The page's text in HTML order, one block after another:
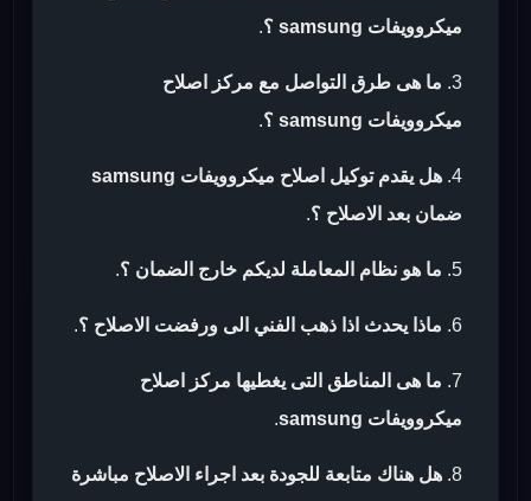
ميكروويفات samsung ؟
.
ما هى طرق التواصل مع مركز اصلاح
ميكروويفات samsung ؟
.
هل يقدم توكيل اصلاح ميكروويفات samsung
ضمان بعد الاصلاح ؟.
ما هو نظام المعاملة لديكم خارج الضمان ؟.
ماذا يحدث اذا ذهب الفني الى ورفضت الاصلاح ؟.
ما هى المناطق التى يغطيها مركز اصلاح
ميكروويفات samsung
.
هل هناك متابعة للجودة بعد اجراء الاصلاح مباشرة